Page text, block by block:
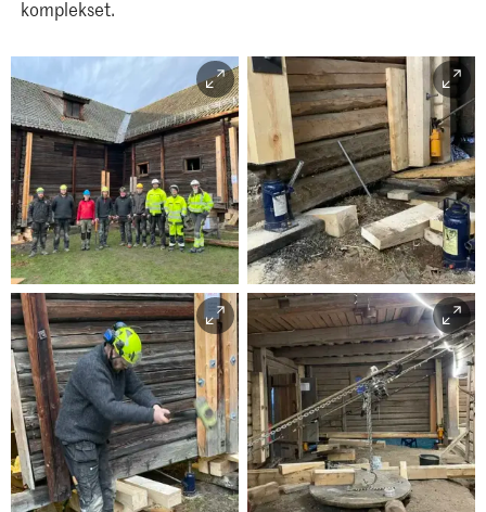
komplekset.
Foto: MiA/Juliane Dahl
Smerud
Foto: Vegard Røhme